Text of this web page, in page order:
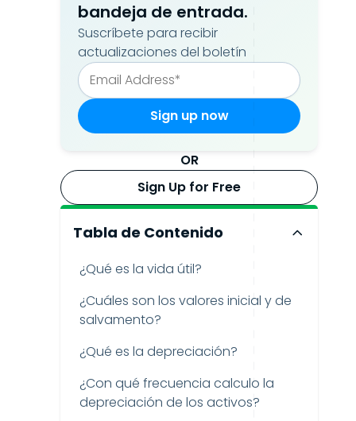
bandeja de entrada.
Suscríbete para recibir
actualizaciones del boletín
OR
Sign Up for Free
Tabla de Contenido
¿Qué es la vida útil?
¿Cuáles son los valores inicial y de
salvamento?
¿Qué es la depreciación?
¿Con qué frecuencia calculo la
depreciación de los activos?